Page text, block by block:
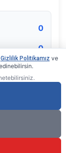
0
0
Gizlilik Politikamız ve